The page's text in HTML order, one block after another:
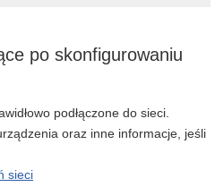
po skonfigurowaniu
podłączone do sieci.
oraz inne informacje, jeśli
sieci